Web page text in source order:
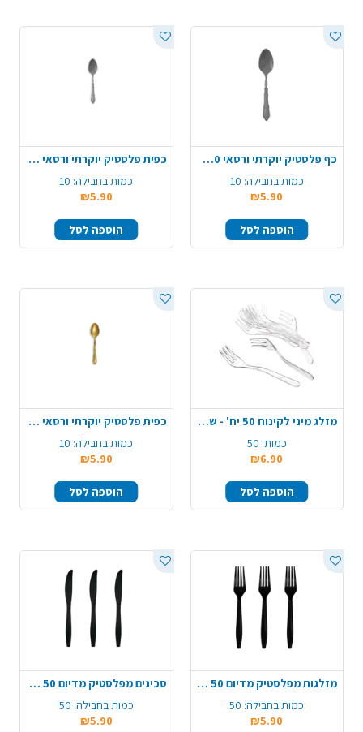
כף פלסטיק יוקרתי ורסאי 10 יח' - אפור
כמות בחבילה: 10
₪5.90
הוספה לסל
כפית פלסטיק יוקרתי ורסאי 10 יח' - אפור
כמות בחבילה: 10
₪5.90
הוספה לסל
מזלג מיני לקינוח 50 יח' - שקוף
כמות: 50
₪6.90
הוספה לסל
כפית פלסטיק יוקרתי ורסאי 10 יח' - זהב
כמות בחבילה: 10
₪5.90
הוספה לסל
מזלגות מפלסטיק מדיום 50 יח' - שחור
כמות בחבילה: 50
₪5.90
סכינים מפלסטיק מדיום 50 יח' - שחור
כמות בחבילה: 50
₪5.90